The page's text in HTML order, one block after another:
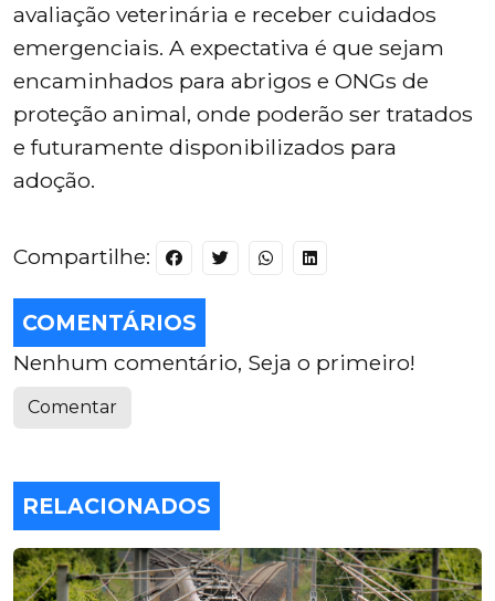
avaliação veterinária e receber cuidados
emergenciais. A expectativa é que sejam
encaminhados para abrigos e ONGs de
proteção animal, onde poderão ser tratados
e futuramente disponibilizados para
adoção.
Compartilhe:
COMENTÁRIOS
Nenhum comentário, Seja o primeiro!
Comentar
RELACIONADOS